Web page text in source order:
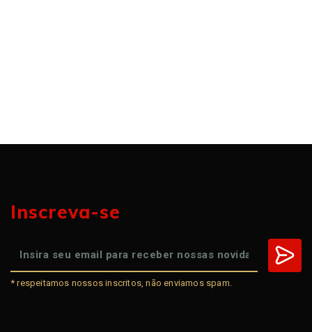
Inscreva-se
* respeitamos nossos inscritos, não enviamos spam.